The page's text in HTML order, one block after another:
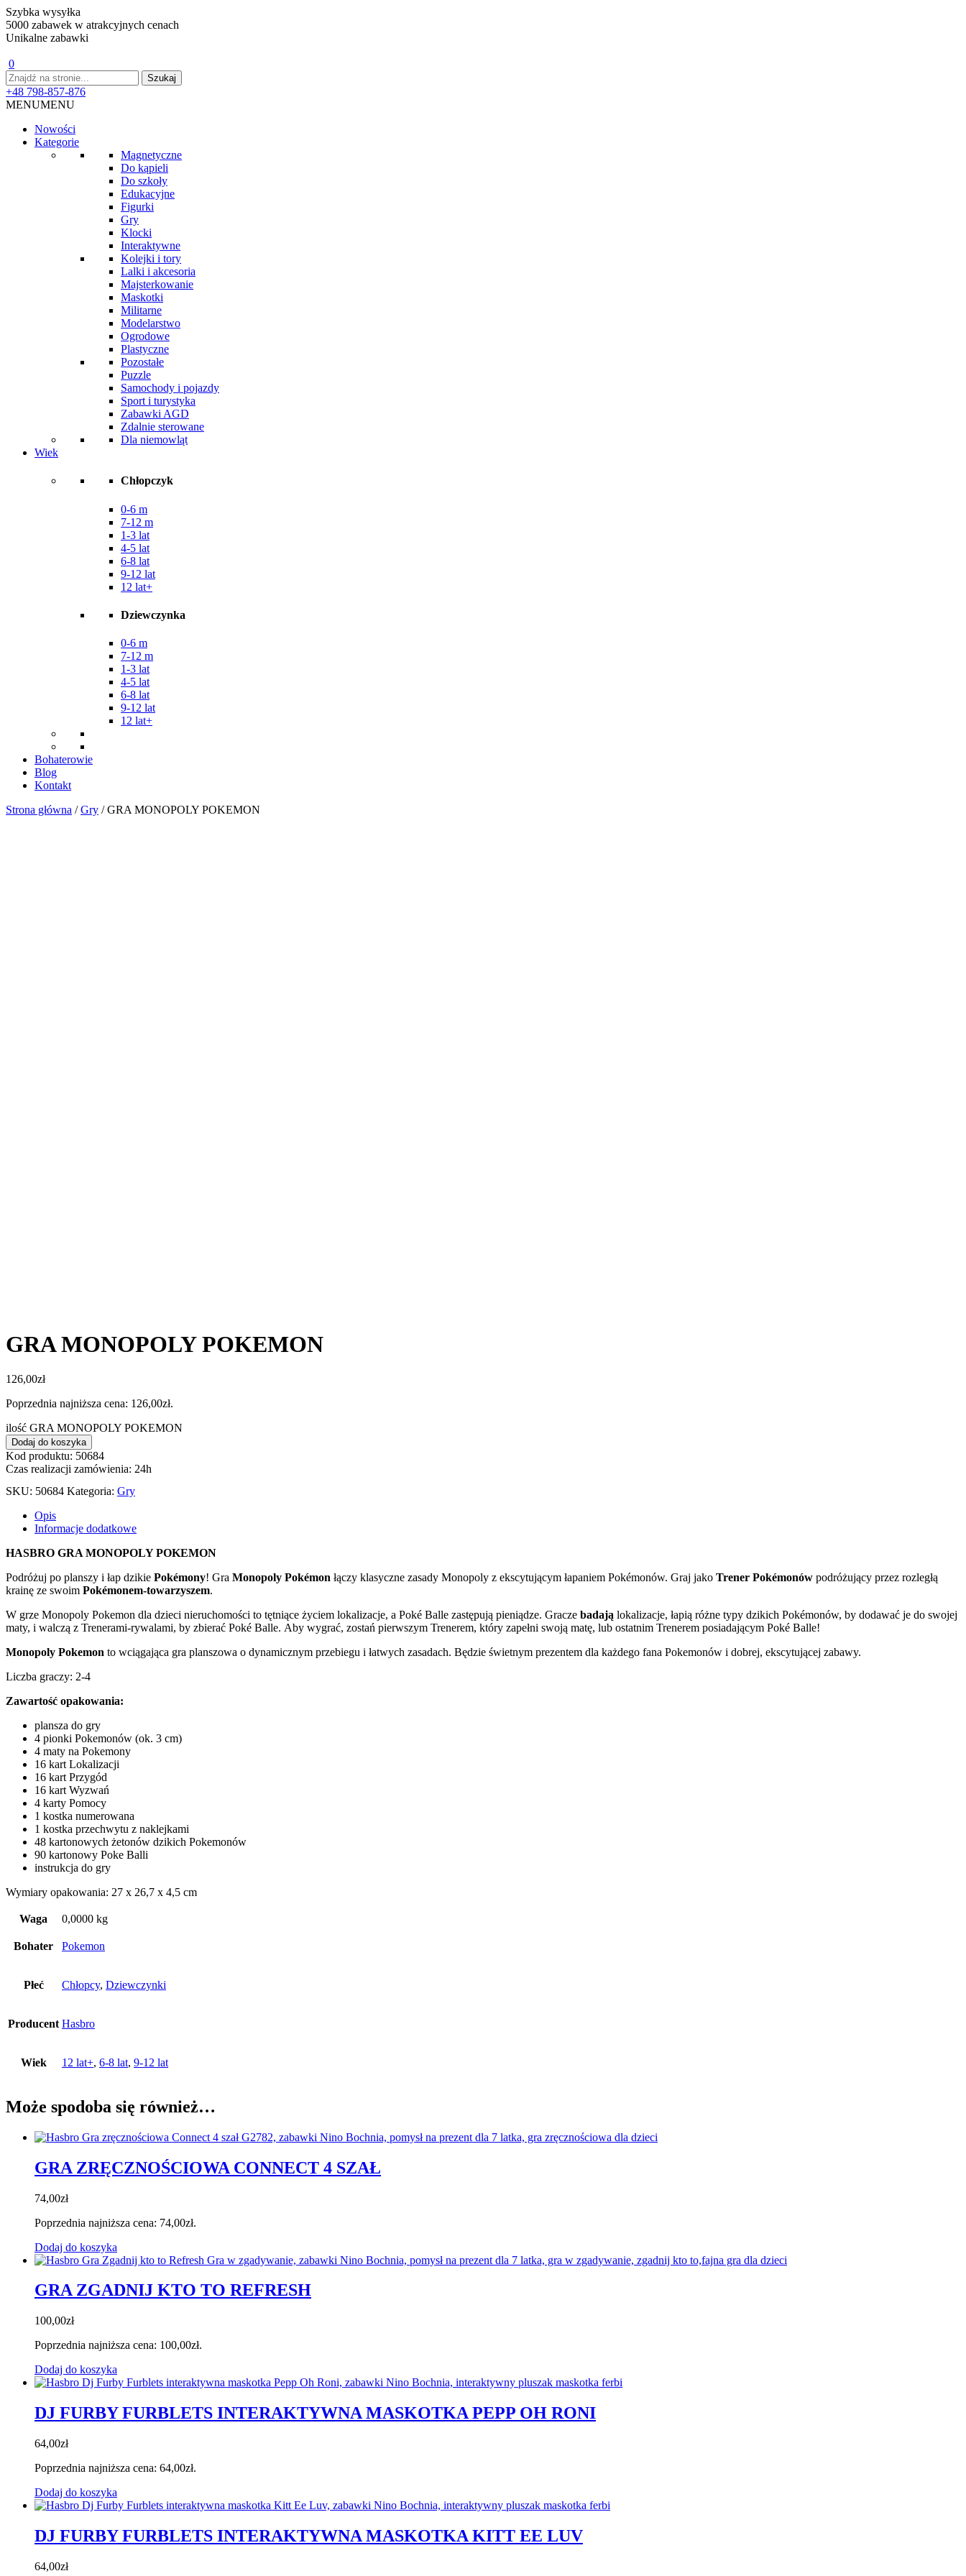
Szybka wysyłka
5000 zabawek w atrakcyjnych cenach
Unikalne zabawki
0
+48 798-857-876
MENUMENU
Nowości
Kategorie
Magnetyczne
Do kąpieli
Do szkoły
Edukacyjne
Figurki
Gry
Klocki
Interaktywne
Kolejki i tory
Lalki i akcesoria
Majsterkowanie
Maskotki
Militarne
Modelarstwo
Ogrodowe
Plastyczne
Pozostałe
Puzzle
Samochody i pojazdy
Sport i turystyka
Zabawki AGD
Zdalnie sterowane
Dla niemowląt
Wiek
Chłopczyk
0-6 m
7-12 m
1-3 lat
4-5 lat
6-8 lat
9-12 lat
12 lat+
Dziewczynka
0-6 m
7-12 m
1-3 lat
4-5 lat
6-8 lat
9-12 lat
12 lat+
Bohaterowie
Blog
Kontakt
Strona główna /Gry / GRA MONOPOLY POKEMON
GRA MONOPOLY POKEMON
126,00zł
Poprzednia najniższa cena: 126,00zł.
ilość GRA MONOPOLY POKEMON
Dodaj do koszyka
Kod produktu: 50684
Czas realizacji zamówienia: 24h
SKU: 50684 Kategoria: Gry
Opis
Informacje dodatkowe
HASBRO GRA MONOPOLY POKEMON
Podróżuj po planszy i łap dzikie Pokémony! Gra Monopoly Pokémon łączy klasyczne zasady Monopoly z ekscytującym łapaniem Pokémonów. Graj jako Trener Pokémonów podróżujący przez rozległą
krainę ze swoim Pokémonem-towarzyszem.
W grze Monopoly Pokemon dla dzieci nieruchomości to tętniące życiem lokalizacje, a Poké Balle zastępują pieniądze. Gracze badają lokalizacje, łapią różne typy dzikich Pokémonów, by dodawać je do swojej
maty, i walczą z Trenerami-rywalami, by zbierać Poké Balle. Aby wygrać, zostań pierwszym Trenerem, który zapełni swoją matę, lub ostatnim Trenerem posiadającym Poké Balle!
Monopoly Pokemon to wciągająca gra planszowa o dynamicznym przebiegu i łatwych zasadach. Będzie świetnym prezentem dla każdego fana Pokemonów i dobrej, ekscytującej zabawy.
Liczba graczy: 2-4
Zawartość opakowania:
plansza do gry
4 pionki Pokemonów (ok. 3 cm)
4 maty na Pokemony
16 kart Lokalizacji
16 kart Przygód
16 kart Wyzwań
4 karty Pomocy
1 kostka numerowana
1 kostka przechwytu z naklejkami
48 kartonowych żetonów dzikich Pokemonów
90 kartonowy Poke Balli
instrukcja do gry
Wymiary opakowania: 27 x 26,7 x 4,5 cm
Waga 0,0000 kg
Bohater Pokemon
Płeć Chłopcy, Dziewczynki
Producent Hasbro
Wiek 12 lat+, 6-8 lat, 9-12 lat
Może spodoba się również…
GRA ZRĘCZNOŚCIOWA CONNECT 4 SZAŁ
74,00zł
Poprzednia najniższa cena: 74,00zł.
Dodaj do koszyka
GRA ZGADNIJ KTO TO REFRESH
100,00zł
Poprzednia najniższa cena: 100,00zł.
Dodaj do koszyka
DJ FURBY FURBLETS INTERAKTYWNA MASKOTKA PEPP OH RONI
64,00zł
Poprzednia najniższa cena: 64,00zł.
Dodaj do koszyka
DJ FURBY FURBLETS INTERAKTYWNA MASKOTKA KITT EE LUV
64,00zł